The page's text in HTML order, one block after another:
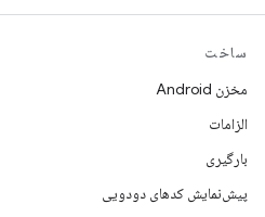
ساخت
مخزن Android
الزامات
بارگیری
پیش‌نمایش کدهای دودویی